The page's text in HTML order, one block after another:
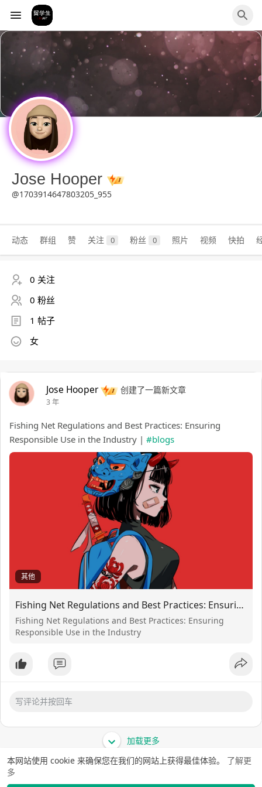
本网站使用 cookie 来确保您在我们的网站上获得最佳体验。 了解更
多
Jose Hooper
@1703914647803205_955
动态 群组 赞 关注 0 粉丝 0 照片 视频 快拍
0 关注
0 粉丝
1 帖子
女
Jose Hooper 创建了一篇新文章
3 年
Fishing Net Regulations and Best Practices: Ensuring
Responsible Use in the Industry | #blogs
其他
Fishing Net Regulations and Best Practices: Ensuring Responsible Use in the Industry
Fishing Net Regulations and Best Practices: Ensuring
Responsible Use in the Industry
加载更多